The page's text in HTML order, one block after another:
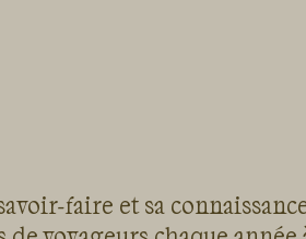
faire et sa